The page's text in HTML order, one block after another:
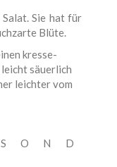
Sie hat für
Blüte.
kresse-
leicht säuerlich
leichter vom
S O N D